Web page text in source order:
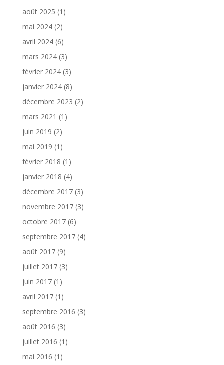
août 2025 (1)
mai 2024(2)
avril 2024(6)
mars 2024(3)
février 2024(3)
janvier 2024(8)
décembre 2023 (2)
mars 2021 (1)
juin 2019 (2)
mai 2019 (1)
février 2018 (1)
janvier 2018 (4)
décembre 2017(3)
novembre 2017(3)
octobre 2017(6)
septembre 2017(4)
août 2017(9)
juillet 2017(3)
juin 2017(1)
avril 2017(1)
septembre 2016 (3)
août 2016 (3)
juillet 2016 (1)
mai 2016 (1)